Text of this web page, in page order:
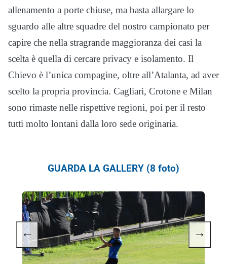
allenamento a porte chiuse, ma basta allargare lo
sguardo alle altre squadre del nostro campionato per
capire che nella stragrande maggioranza dei casi la
scelta è quella di cercare privacy e isolamento. Il
Chievo è l’unica compagine, oltre all’Atalanta, ad aver
scelto la propria provincia. Cagliari, Crotone e Milan
sono rimaste nelle rispettive regioni, poi per il resto
tutti molto lontani dalla loro sede originaria.
GUARDA LA GALLERY (8 foto)
← →